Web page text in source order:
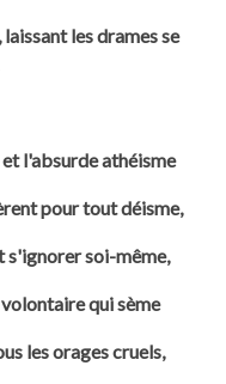
les drames se
l'absurde athéisme
pour tout déisme,
s'ignorer soi-même,
qui sème
les orages cruels,